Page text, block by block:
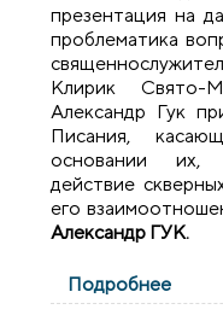
презентация на
проблематика
Клирик Свято-
Александр Гук
Писания,
основании их,
действие
его
Александр ГУК.
Подробнее